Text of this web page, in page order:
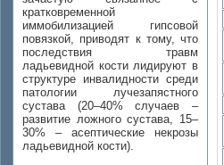
кратковременной
иммобилизацией гипсовой
повязкой, приводят к тому, что
последствия травм
ладьевидной кости лидируют в
структуре инвалидности среди
патологии лучезапястного
сустава (20–40% случаев –
развитие ложного сустава, 15–
30% – асептические некрозы
ладьевидной кости).